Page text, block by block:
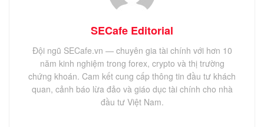
SECafe Editorial
Đội ngũ SECafe.vn — chuyên gia tài chính với hơn 10
năm kinh nghiệm trong forex, crypto và thị trường
chứng khoán. Cam kết cung cấp thông tin đầu tư khách
quan, cảnh báo lừa đảo và giáo dục tài chính cho nhà
đầu tư Việt Nam.